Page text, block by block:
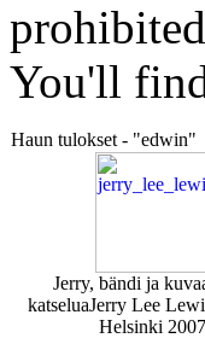
You'll
Haun tulokset - "edwin"
Jerry, bändi ja
katseluaJerry Lee
Helsinki